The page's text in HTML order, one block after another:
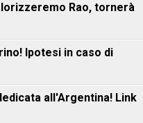
Rao, tornerà
Ipotesi in caso di
all'Argentina! Link